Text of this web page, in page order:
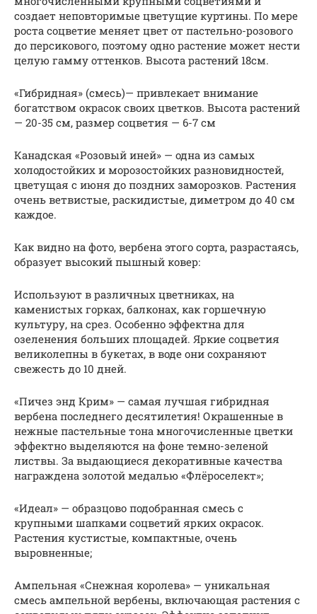
создает неповторимые цветущие куртины. По мере
роста соцветие меняет цвет от пастельно-розового
до персикового, поэтому одно растение может нести
целую гамму оттенков. Высота растений 18см.
«Гибридная» (смесь)— привлекает внимание
богатством окрасок своих цветков. Высота растений
— 20-35 см, размер соцветия — 6-7 см
Канадская «Розовый иней» — одна из самых
холодостойких и морозостойких разновидностей,
цветущая с июня до поздних заморозков. Растения
очень ветвистые, раскидистые, диметром до 40 см
каждое.
Как видно на фото, вербена этого сорта, разрастаясь,
образует высокий пышный ковер:
Используют в различных цветниках, на
каменистых горках, балконах, как горшечную
культуру, на срез. Особенно эффектна для
озеленения больших площадей. Яркие соцветия
великолепны в букетах, в воде они сохраняют
свежесть до 10 дней.
«Пичез энд Крим» — самая лучшая гибридная
вербена последнего десятилетия! Окрашенные в
нежные пастельные тона многочисленные цветки
эффектно выделяются на фоне темно-зеленой
листвы. За выдающиеся декоративные качества
награждена золотой медалью «Флёроселект»;
«Идеал» — образцово подобранная смесь с
крупными шапками соцветий ярких окрасок.
Растения кустистые, компактные, очень
выровненные;
Ампельная «Снежная королева» — уникальная
смесь ампельной вербены, включающая растения с